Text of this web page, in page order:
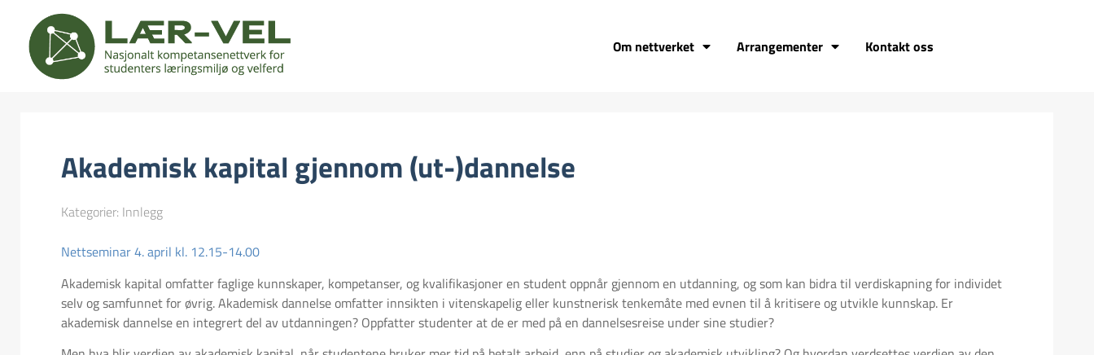
Om nettverket Arrangementer Kontakt oss
Akademisk kapital gjennom (ut-)dannelse
Kategorier: Innlegg
Nettseminar 4. april kl. 12.15-14.00
Akademisk kapital omfatter faglige kunnskaper, kompetanser, og kvalifikasjoner en student oppnår gjennom en utdanning, og som kan bidra til verdiskapning for individet
selv og samfunnet for øvrig. Akademisk dannelse omfatter innsikten i vitenskapelig eller kunstnerisk tenkemåte med evnen til å kritisere og utvikle kunnskap. Er
akademisk dannelse en integrert del av utdanningen? Oppfatter studenter at de er med på en dannelsesreise under sine studier?